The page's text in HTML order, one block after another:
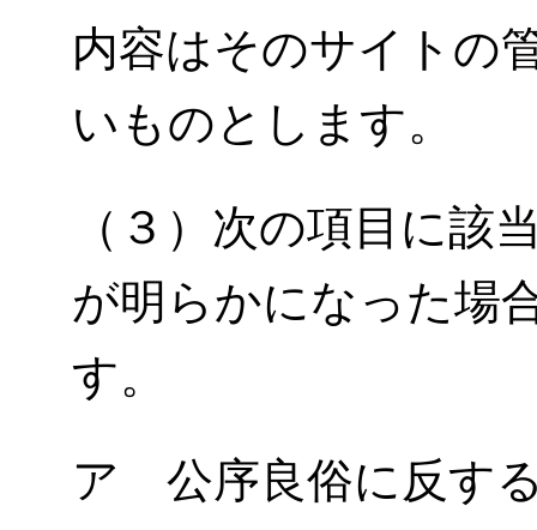
内容はそのサイトの
いものとします。
（３）次の項目に該
が明らかになった場
す。
ア 公序良俗に反す